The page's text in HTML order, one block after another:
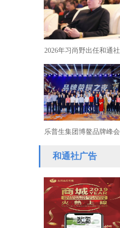
2026年习尚野出任和通社
新闻集团社长
乐普生集团博鳌品牌峰会
斩获双项大奖
和通社广告